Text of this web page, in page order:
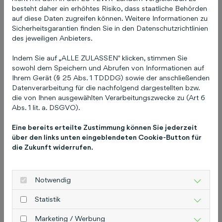
die Erstellung von Unternehmenswebseiten und
Suchmaschinenmarketing zur optimalen
Sichtbarkeit im Web. Daneben bietet die
Tochterfirma Schlütersche Fachmedien GmbH
Zeitschriften und Zeitungen, Online-Medien,
zahlreiche Bücher sowie branchenrelevante
Fachveranstaltungen. Zum Bereich Handwerk &
Energie zählen neben den Fachzeitungen
„Norddeutsches Handwerk“ und „genau“ auch
Fachtitel ERNEUERBARE ENERGIEN in Print
und Online. Das Ziel der Schlüterschen ist es,
Marketing-Auftritt ihrer Kunden zu ermöglichen.
Weitere Informationen finden Sie unter
https://archiv.schluetersche.de/marketing/
Pressekontakt Schlütersche:
besteht daher ein erhöhtes Risiko, dass staatliche Behörden
auf diese Daten zugreifen können. Weitere Informationen zu
Sicherheitsgarantien finden Sie in den Datenschutzrichtlinien
des jeweiligen Anbieters.
Indem Sie auf „ALLE ZULASSEN" klicken, stimmen Sie
sowohl dem Speichern und Abrufen von Informationen auf
Ihrem Gerät (§ 25 Abs. 1 TDDDG) sowie der anschließenden
Datenverarbeitung für die nachfolgend dargestellten bzw.
die von Ihnen ausgewählten Verarbeitungszwecke zu (Art 6
Abs. 1 lit. a. DSGVO).
Eine bereits erteilte Zustimmung können Sie jederzeit
über den links unten eingeblendeten Cookie-Button für
die Zukunft widerrufen.
Notwendig
Statistik
Marketing / Werbung